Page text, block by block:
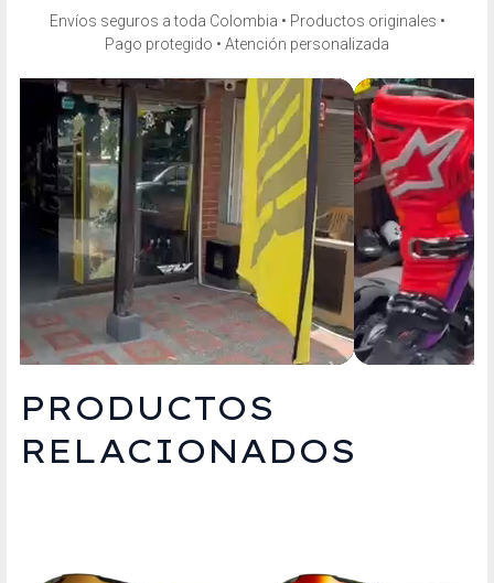
Envíos seguros a toda Colombia • Productos originales •
Pago protegido • Atención personalizada
PRODUCTOS
RELACIONADOS